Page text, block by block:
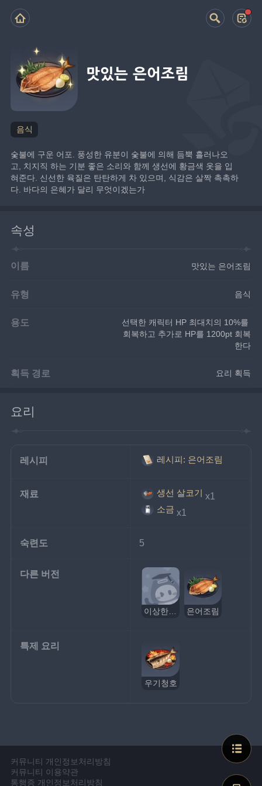
맛있는 은어조림
음식
숯불에 구운 어포. 풍성한 유분이 숯불에 의해 듬뿍 흘러나오
고, 치지직 하는 기분 좋은 소리와 함께 생선에 황금색 옷을 입
혀준다. 신선한 육질은 탄탄하게 차 있으며, 식감은 살짝 촉촉하
다. 바다의 은혜가 달리 무엇이겠는가
속성
이름 맛있는 은어조림
유형 음식
용도
선택한 캐릭터 HP 최대치의 10%를
회복하고 추가로 HP를 1200pt 회복
한다
획득 경로 요리 획득
요리
레시피 레시피: 은어조림
재료 생선 살코기 x1
소금 x1
숙련도 5
다른 버전
이상한 은어조림 은어조림
특제 요리
우기청호
커뮤니티 개인정보처리방침
커뮤니티 이용약관
통행증 개인정보처리방침